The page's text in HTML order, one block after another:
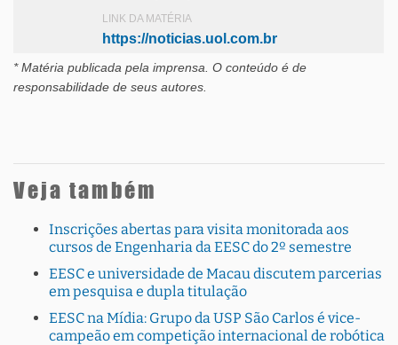
LINK DA MATÉRIA
https://noticias.uol.com.br
* Matéria publicada pela imprensa . O conteúdo é de
responsabilidade de seus autores.
Veja também
Inscrições abertas para visita monitorada aos
cursos de Engenharia da EESC do 2º semestre
EESC e universidade de Macau discutem parcerias
em pesquisa e dupla titulação
EESC na Mídia: Grupo da USP São Carlos é vice-
campeão em competição internacional de robótica